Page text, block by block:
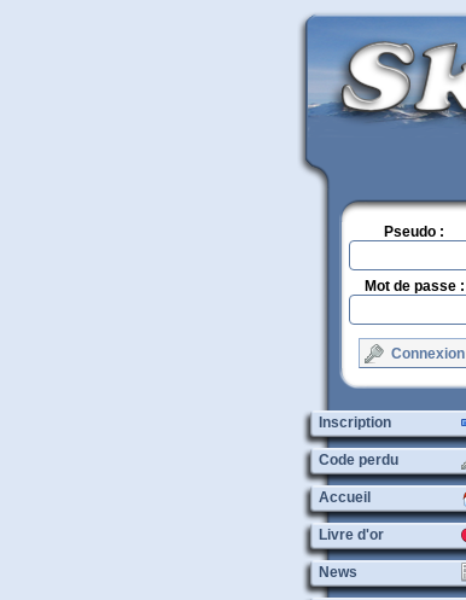
Pseudo :
Mot de passe :
Connexion
Inscription
Code perdu
Accueil
Livre d'or
News